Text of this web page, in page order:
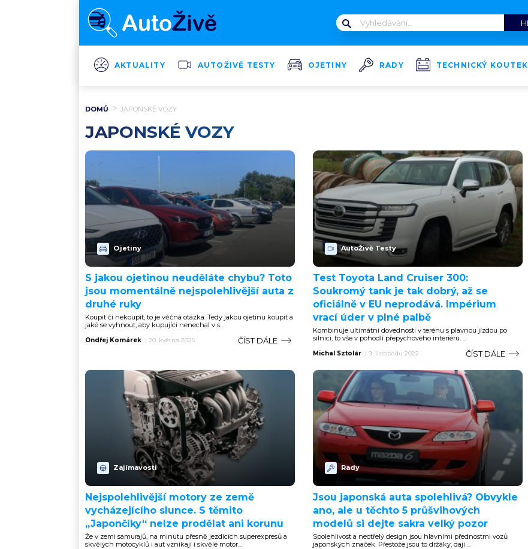
AKTUALITY AUTOŽIVĚ TESTY OJETINY RADY TECHNICKÝ KOUTEK
DOMŮ JAPONSKÉ VOZY
JAPONSKÉ VOZY
Ojetiny
S jakou ojetinou neuděláte chybu? Toto
jsou momentálně nejspolehlivější auta z
druhé ruky
Koupit či nekoupit, to je věčná otázka. Tedy jakou ojetinu koupit a
jaké se vyhnout, aby kupující nenechal v s...
Ondřej Komárek | 20. května 2025 ČÍST DÁLE
AutoŽivě Testy
Test Toyota Land Cruiser 300:
Soukromý tank je tak dobrý, až se
oficiálně v EU neprodává. Impérium
vrací úder v plné palbě
Kombinuje ultimátní dovednosti v terénu s plavnou jízdou po
silnici, to vše v pohodlí přepychového interiéru. ...
Michal Sztolár | 9. listopadu 2022 ČÍST DÁLE
Zajímavosti
Nejspolehlivější motory ze země
vycházejícího slunce. S těmito
„Japončíky“ nelze prodělat ani korunu
Že v zemi samurajů, na minutu přesně jezdících superexpresů a
skvělých motocyklů i aut vznikají i skvělé motor...
Rady
Jsou japonská auta spolehlivá? Obvykle
ano, ale u těchto 5 průšvihových
modelů si dejte sakra velký pozor
Spolehlivost a neotřelý design jsou hlavními přednostmi vozů
japonských značek. Přestože jsou to držáky, dají ...